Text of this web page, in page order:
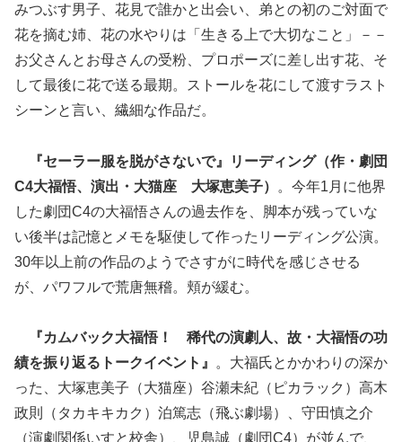
みつぶす男子、花見で誰かと出会い、弟との初のご対面で
花を摘む姉、花の水やりは「生きる上で大切なこと」－－
お父さんとお母さんの受粉、プロポーズに差し出す花、そ
して最後に花で送る最期。ストールを花にして渡すラスト
シーンと言い、繊細な作品だ。
『セーラー服を脱がさないで』リーディング（作・劇団
C4大福悟、演出・大猫座 大塚恵美子）
。今年1月に他界
した劇団C4の大福悟さんの過去作を、脚本が残っていな
い後半は記憶とメモを駆使して作ったリーディング公演。
30年以上前の作品のようでさすがに時代を感じさせる
が、パワフルで荒唐無稽。頬が緩む。
『カムバック大福悟！ 稀代の演劇人、故・大福悟の功
績を振り返るトークイベント』
。大福氏とかかわりの深か
った、大塚恵美子（大猫座）谷瀬未紀（ピカラック）高木
政則（タカキキカク）泊篤志（飛ぶ劇場）、守田慎之介
（演劇関係いすと校舎）、児島誠（劇団C4）が並んで、